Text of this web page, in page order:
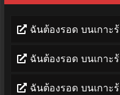
ฉันต้องรอด บนเกาะ
ฉันต้องรอด บนเกาะ
ฉันต้องรอด บนเกาะ